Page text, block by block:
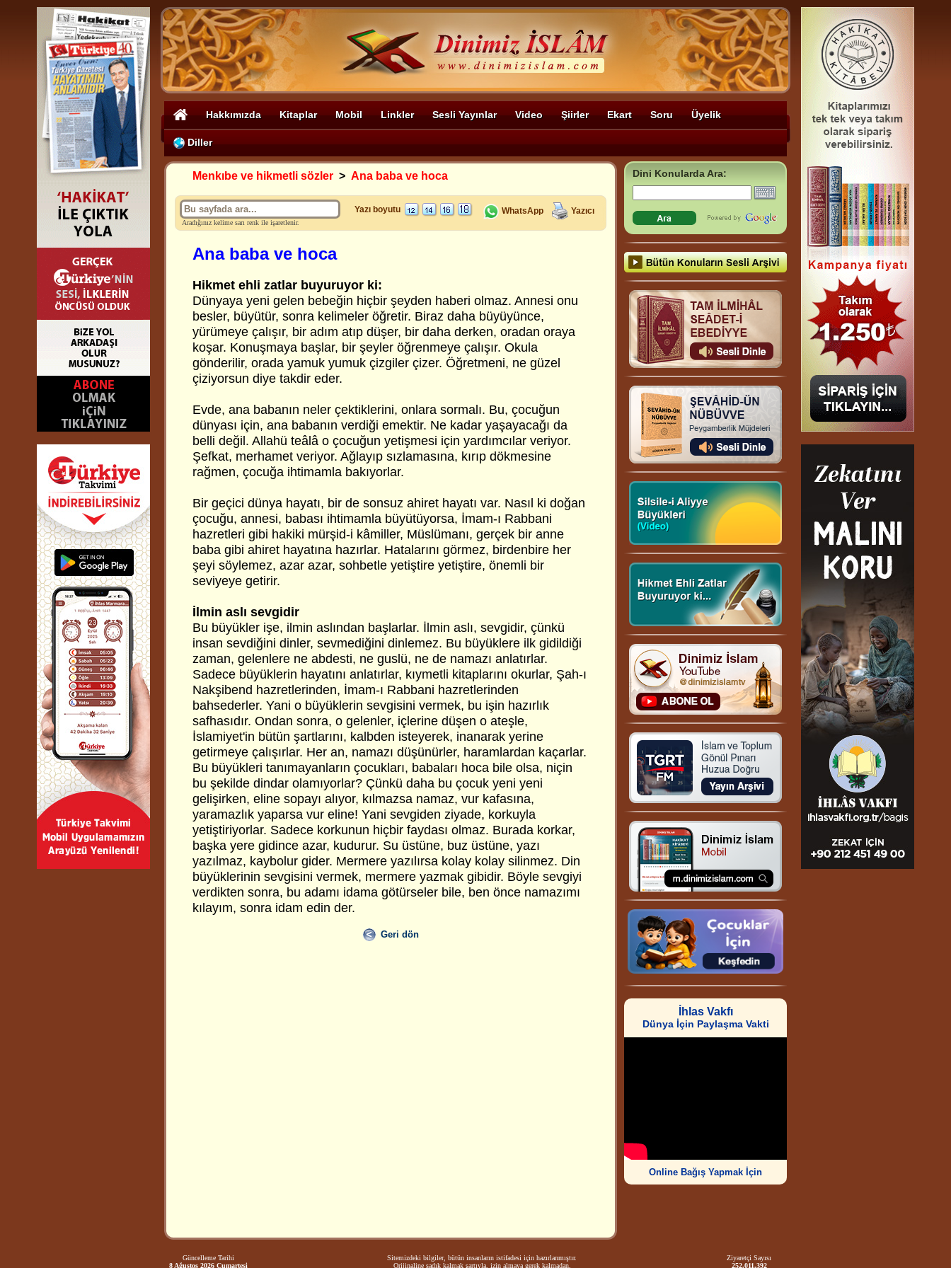
Hakkımızda Kitaplar Mobil Linkler Sesli Yayınlar Video Şiirler Ekart Soru Üyelik
Diller
Menkıbe ve hikmetli sözler > Ana baba ve hoca
Aradığınız kelime sarı renk ile işaretlenir.
Yazı boyutu WhatsApp Yazıcı
Ana baba ve hoca
Hikmet ehli zatlar buyuruyor ki:
Dünyaya yeni gelen bebeğin hiçbir şeyden haberi olmaz. Annesi onu
besler, büyütür, sonra kelimeler öğretir. Biraz daha büyüyünce,
yürümeye çalışır, bir adım atıp düşer, bir daha derken, oradan oraya
koşar. Konuşmaya başlar, bir şeyler öğrenmeye çalışır. Okula
gönderilir, orada yamuk yumuk çizgiler çizer. Öğretmeni, ne güzel
çiziyorsun diye takdir eder.
Evde, ana babanın neler çektiklerini, onlara sormalı. Bu, çocuğun
dünyası için, ana babanın verdiği emektir. Ne kadar yaşayacağı da
belli değil. Allahü teâlâ o çocuğun yetişmesi için yardımcılar veriyor.
Şefkat, merhamet veriyor. Ağlayıp sızlamasına, kırıp dökmesine
rağmen, çocuğa ihtimamla bakıyorlar.
Bir geçici dünya hayatı, bir de sonsuz ahiret hayatı var. Nasıl ki doğan
çocuğu, annesi, babası ihtimamla büyütüyorsa, İmam-ı Rabbani
hazretleri gibi hakiki mürşid-i kâmiller, Müslümanı, gerçek bir anne
baba gibi ahiret hayatına hazırlar. Hatalarını görmez, birdenbire her
şeyi söylemez, azar azar, sohbetle yetiştire yetiştire, önemli bir
seviyeye getirir.
İlmin aslı sevgidir
Bu büyükler işe, ilmin aslından başlarlar. İlmin aslı, sevgidir, çünkü
insan sevdiğini dinler, sevmediğini dinlemez. Bu büyüklere ilk gidildiği
zaman, gelenlere ne abdesti, ne guslü, ne de namazı anlatırlar.
Sadece büyüklerin hayatını anlatırlar, kıymetli kitaplarını okurlar, Şah-ı
Nakşibend hazretlerinden, İmam-ı Rabbani hazretlerinden
bahsederler. Yani o büyüklerin sevgisini vermek, bu işin hazırlık
safhasıdır. Ondan sonra, o gelenler, içlerine düşen o ateşle,
İslamiyet'in bütün şartlarını, kalbden isteyerek, inanarak yerine
getirmeye çalışırlar. Her an, namazı düşünürler, haramlardan kaçarlar.
Bu büyükleri tanımayanların çocukları, babaları hoca bile olsa, niçin
bu şekilde dindar olamıyorlar? Çünkü daha bu çocuk yeni yeni
gelişirken, eline sopayı alıyor, kılmazsa namaz, vur kafasına,
yaramazlık yaparsa vur eline! Yani sevgiden ziyade, korkuyla
yetiştiriyorlar. Sadece korkunun hiçbir faydası olmaz. Burada korkar,
başka yere gidince azar, kudurur. Su üstüne, buz üstüne, yazı
yazılmaz, kaybolur gider. Mermere yazılırsa kolay kolay silinmez. Din
büyüklerinin sevgisini vermek, mermere yazmak gibidir. Böyle sevgiyi
verdikten sonra, bu adamı idama götürseler bile, ben önce namazımı
kılayım, sonra idam edin der.
Geri dön
Dini Konularda Ara:
İhlas Vakfı
Dünya İçin Paylaşma Vakti
Online Bağış Yapmak İçin
Güncelleme Tarihi
8 Ağustos 2026 Cumartesi
Sitemizdeki bilgiler, bütün insanların istifadesi için hazırlanmıştır.
Orijinaline sadık kalmak şartıyla, izin almaya gerek kalmadan,
Ziyaretçi Sayısı
252.011.392